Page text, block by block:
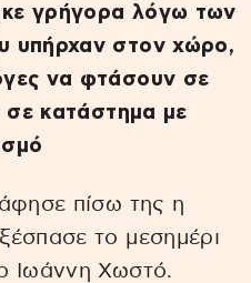
γρήγορα λόγω των
υπήρχαν στον χώρο,
να φτάσουν σε
σε κατάστημα με
πίσω της η
το μεσημέρι
Ιωάννη Χωστό.